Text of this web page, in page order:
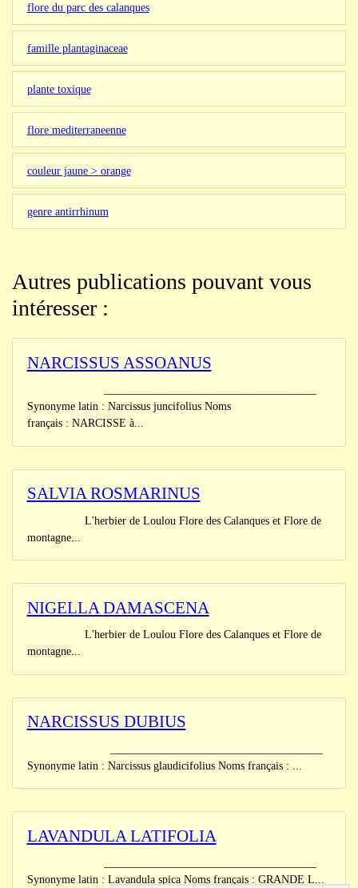
flore du parc des calanques
famille plantaginaceae
plante toxique
flore mediterraneenne
couleur jaune > orange
genre antirrhinum
Autres publications pouvant vous
intéresser :
NARCISSUS ASSOANUS
Synonyme latin : Narcissus juncifolius Noms
français : NARCISSE à...
SALVIA ROSMARINUS
L'herbier de Loulou Flore des Calanques et Flore de
montagne...
NIGELLA DAMASCENA
L'herbier de Loulou Flore des Calanques et Flore de
montagne...
NARCISSUS DUBIUS
Synonyme latin : Narcissus glaudicifolius Noms français : ...
LAVANDULA LATIFOLIA
Synonyme latin : Lavandula spica Noms français : GRANDE L...